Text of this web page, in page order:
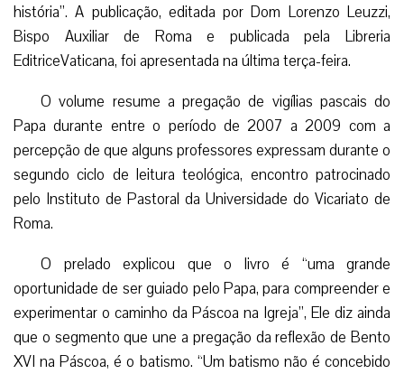
história”. A publicação, editada por Dom Lorenzo Leuzzi,
Bispo Auxiliar de Roma e publicada pela Libreria
EditriceVaticana, foi apresentada na última terça-feira.
O volume resume a pregação de vigílias pascais do
Papa durante entre o período de 2007 a 2009 com a
percepção de que alguns professores expressam durante o
segundo ciclo de leitura teológica, encontro patrocinado
pelo Instituto de Pastoral da Universidade do Vicariato de
Roma.
O prelado explicou que o livro é “uma grande
oportunidade de ser guiado pelo Papa, para compreender e
experimentar o caminho da Páscoa na Igreja”, Ele diz ainda
que o segmento que une a pregação da reflexão de Bento
XVI na Páscoa, é o batismo. “Um batismo não é concebido